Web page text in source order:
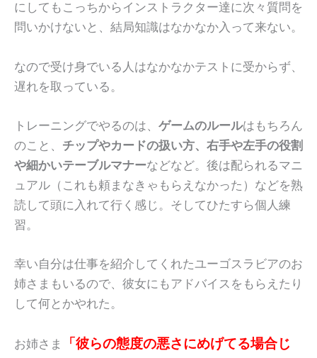
にしてもこっちからインストラクター達に次々質問を
問いかけないと、結局知識はなかなか入って来ない。
なので受け身でいる人はなかなかテストに受からず、
遅れを取っている。
トレーニングでやるのは、 ゲームのルールはもちろん
のこと、 チップやカードの扱い方、右手や左手の役割
や細かいテーブルマナーなどなど。後は配られるマニ
ュアル（これも頼まなきゃもらえなかった）などを熟
読して頭に入れて行く感じ。そしてひたすら個人練
習。
幸い自分は仕事を紹介してくれたユーゴスラビアのお
姉さまもいるので、彼女にもアドバイスをもらえたり
して何とかやれた。
お姉さま
「彼らの態度の悪さにめげてる場合じ